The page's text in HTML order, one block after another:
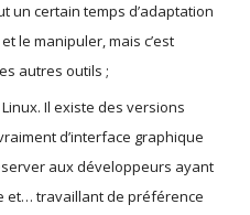
un certain temps d’adaptation
le manipuler, mais c’est
autres outils ;
Il existe des versions
d’interface graphique
aux développeurs ayant
et… travaillant de préférence